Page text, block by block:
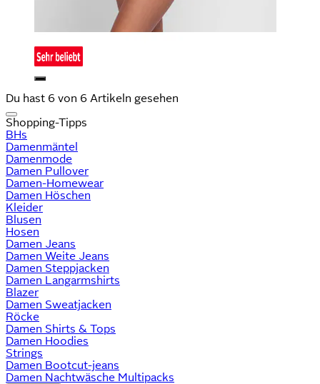
Du hast 6 von 6 Artikeln gesehen
Shopping-Tipps
BHs
Damenmäntel
Damenmode
Damen Pullover
Damen-Homewear
Damen Höschen
Kleider
Blusen
Hosen
Damen Jeans
Damen Weite Jeans
Damen Steppjacken
Damen Langarmshirts
Blazer
Damen Sweatjacken
Röcke
Damen Shirts & Tops
Damen Hoodies
Strings
Damen Bootcut-jeans
Damen Nachtwäsche Multipacks